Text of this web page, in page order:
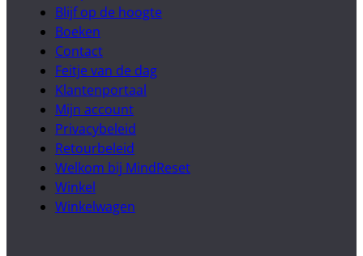
Blijf op de hoogte
Boeken
Contact
Feitje van de dag
Klantenportaal
Mijn account
Privacybeleid
Retourbeleid
Welkom bij MindReset
Winkel
Winkelwagen